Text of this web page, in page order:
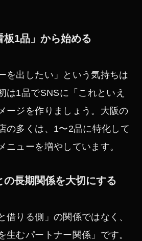
1品」から始める
を出したい」という気持ちは
は1品でSNSに「これといえ
ージを作りましょう。大阪の
の多くは、1〜2品に特化して
ニューを増やしています。
長期関係を大切にする
借りる側」の関係ではなく、
生むパートナー関係」です。